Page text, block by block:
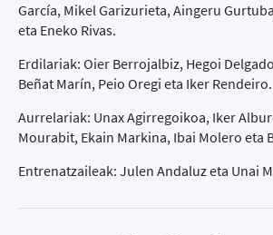
García, Mikel Garizurieta, Aingeru
eta Eneko Rivas.
Erdilariak: Oier Berrojalbiz, Hegoi
Beñat Marín, Peio Oregi eta Iker Rendeiro.
Aurrelariak: Unax Agirregoikoa, Iker
Mourabit, Ekain Markina, Ibai Molero eta
Entrenatzaileak: Julen Andaluz eta Unai